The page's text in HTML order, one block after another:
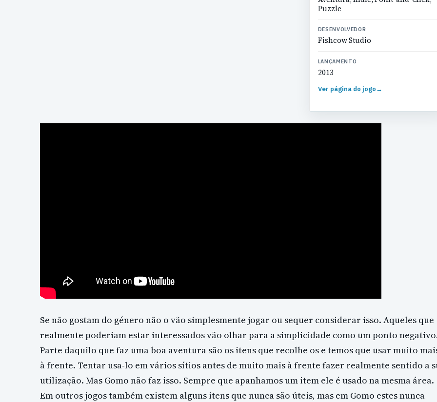
Puzzle
DESENVOLVEDOR
Fishcow Studio
LANÇAMENTO
2013
Ver página do jogo→
Se não gostam do género não o vão simplesmente jogar ou sequer considerar isso. Aqueles que
realmente poderiam estar interessados vão olhar para a simplicidade como um ponto
Parte daquilo que faz uma boa aventura são os itens que recolhe os e temos que usar muito
à frente. Tentar usa-lo em vários sítios antes de muito mais à frente fazer realmente sentido a
utilização. Mas Gomo não faz isso. Sempre que apanhamos um item ele é usado na mesma área.
Em outros jogos também existem alguns itens que nunca são úteis, mas em Gomo estes nunca